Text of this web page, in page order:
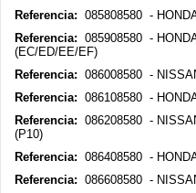
Referencia: 085808580 -
Referencia: 085908580 -
(EC/ED/EE/EF)
Referencia: 086008580 -
Referencia: 086108580 -
Referencia: 086208580 -
(P10)
Referencia: 086408580 -
Referencia: 086608580 -